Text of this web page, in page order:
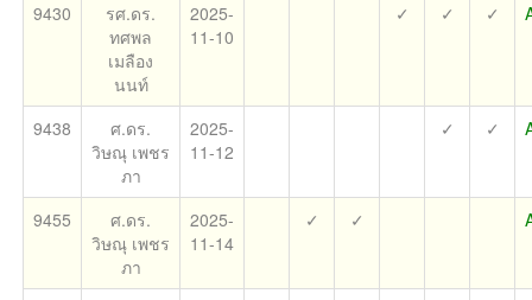
9430
รศ.ดร.
ทศพล
เมลือง
นนท์
2025-
11-10
✓ ✓ ✓
9438
ศ.ดร.
วิษณุ เพชร
ภา
2025-
11-12
✓ ✓
9455
ศ.ดร.
วิษณุ เพชร
ภา
2025-
11-14
✓ ✓